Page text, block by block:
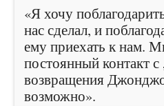
«Я хочу
нас сделал, и
ему приехать к нам.
постоянный контакт
возвращения
возможно».